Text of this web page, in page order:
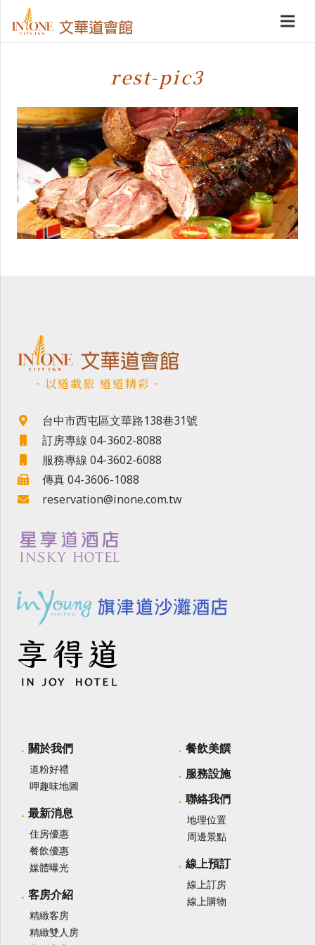
rest-pic3
．以道載旅 道道精彩．
台中市西屯區文華路138巷31號
訂房專線 04-3602-8088
服務專線 04-3602-6088
傳真 04-3606-1088
reservation@inone.com.tw
關於我們
道粉好禮
呷趣味地圖
最新消息
住房優惠
餐飲優惠
媒體曝光
客房介紹
精緻客房
精緻雙人房
餐飲美饌
服務設施
聯絡我們
地理位置
周邊景點
線上預訂
線上訂房
線上購物